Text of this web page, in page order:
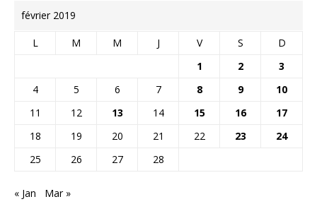
février 2019
L M M J V S
D
1
2
3
4
5 6 7 8 9
10
11
12 13 14 15 16
17
18
19 20 21 22 23
24
25
26 27 28
« Jan Mar »